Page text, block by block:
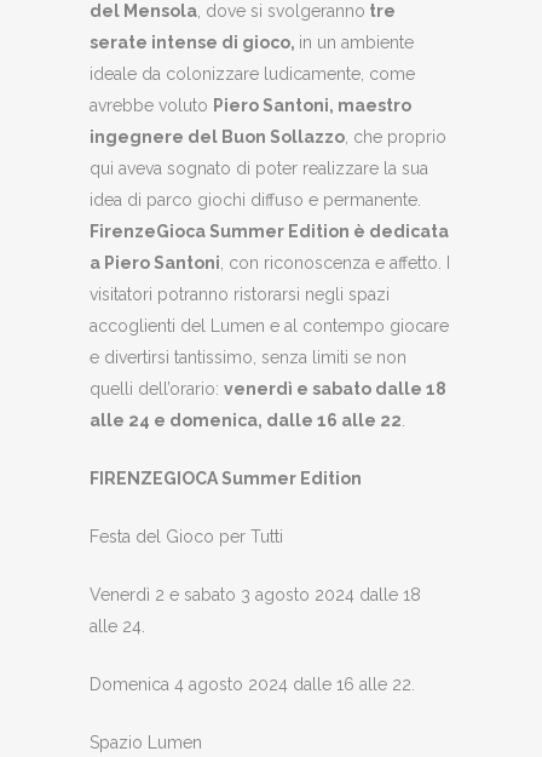
del Mensola , dove si svolgeranno tre
serate intense di gioco, in un ambiente
ideale da colonizzare ludicamente, come
avrebbe voluto Piero Santoni, maestro
ingegnere del Buon Sollazzo , che proprio
qui aveva sognato di poter realizzare la sua
idea di parco giochi diffuso e permanente.
FirenzeGioca Summer Edition è dedicata
a Piero Santoni , con riconoscenza e affetto. I
visitatori potranno ristorarsi negli spazi
accoglienti del Lumen e al contempo giocare
e divertirsi tantissimo, senza limiti se non
quelli dell’orario: venerdì e sabato dalle 18
alle 24 e domenica, dalle 16 alle 22
FIRENZEGIOCA Summer Edition
Festa del Gioco per Tutti
Venerdì 2 e sabato 3 agosto 2024 dalle 18
alle 24.
Domenica 4 agosto 2024 dalle 16 alle 22.
Spazio Lumen